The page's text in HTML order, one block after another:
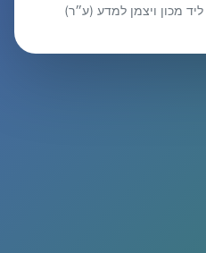
ליד מכון ויצמן למדע (ע״ר)